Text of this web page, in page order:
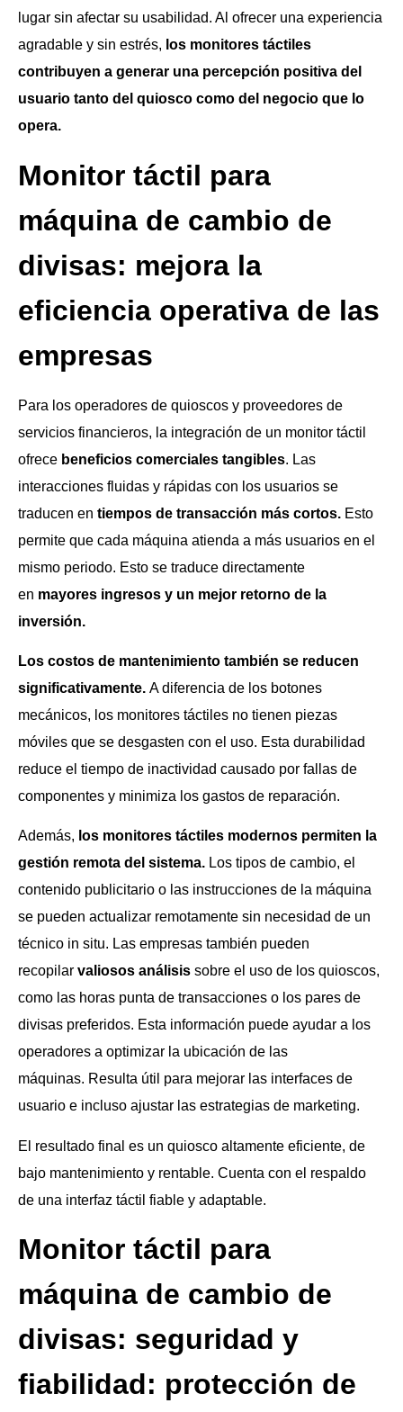
lugar sin afectar su usabilidad. Al ofrecer una experiencia
agradable y sin estrés, los monitores táctiles
contribuyen a generar una percepción positiva del
usuario tanto del quiosco como del negocio que lo
opera.
Monitor táctil para
máquina de cambio de
divisas: mejora la
eficiencia operativa de las
empresas
Para los operadores de quioscos y proveedores de
servicios financieros, la integración de un monitor táctil
ofrece beneficios comerciales tangibles. Las
interacciones fluidas y rápidas con los usuarios se
traducen en tiempos de transacción más cortos. Esto
permite que cada máquina atienda a más usuarios en el
mismo periodo. Esto se traduce directamente
en mayores ingresos y un mejor retorno de la
inversión.
Los costos de mantenimiento también se reducen
significativamente. A diferencia de los botones
mecánicos, los monitores táctiles no tienen piezas
móviles que se desgasten con el uso. Esta durabilidad
reduce el tiempo de inactividad causado por fallas de
componentes y minimiza los gastos de reparación.
Además, los monitores táctiles modernos permiten la
gestión remota del sistema. Los tipos de cambio, el
contenido publicitario o las instrucciones de la máquina
se pueden actualizar remotamente sin necesidad de un
técnico in situ. Las empresas también pueden
recopilar valiosos análisis sobre el uso de los quioscos,
como las horas punta de transacciones o los pares de
divisas preferidos. Esta información puede ayudar a los
operadores a optimizar la ubicación de las
máquinas. Resulta útil para mejorar las interfaces de
usuario e incluso ajustar las estrategias de marketing.
El resultado final es un quiosco altamente eficiente, de
bajo mantenimiento y rentable. Cuenta con el respaldo
de una interfaz táctil fiable y adaptable.
Monitor táctil para
máquina de cambio de
divisas: seguridad y
fiabilidad: protección de